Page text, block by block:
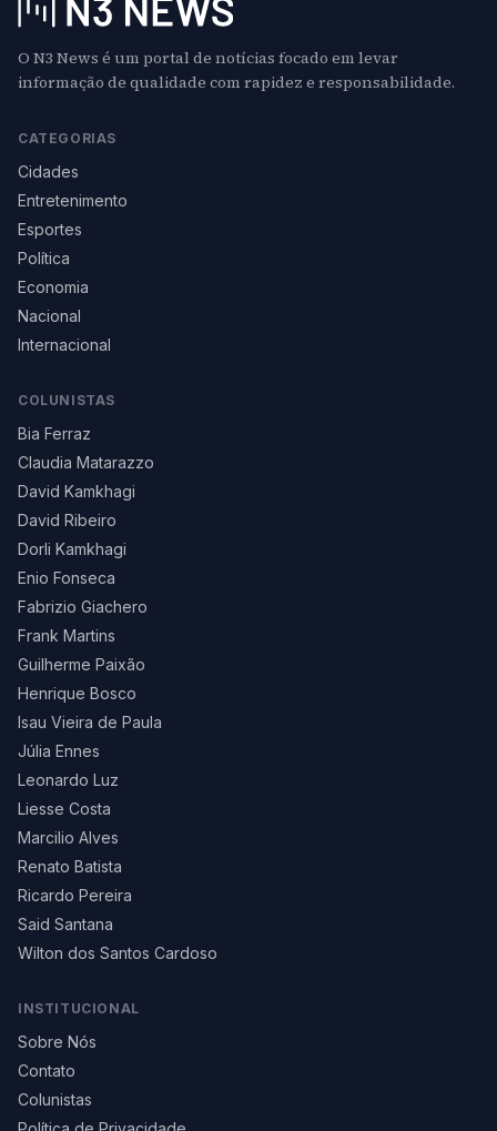
O N3 News é um portal de notícias focado em levar
informação de qualidade com rapidez e responsabilidade.
CATEGORIAS
Cidades
Entretenimento
Esportes
Política
Economia
Nacional
Internacional
COLUNISTAS
Bia Ferraz
Claudia Matarazzo
David Kamkhagi
David Ribeiro
Dorli Kamkhagi
Enio Fonseca
Fabrizio Giachero
Frank Martins
Guilherme Paixão
Henrique Bosco
Isau Vieira de Paula
Júlia Ennes
Leonardo Luz
Liesse Costa
Marcilio Alves
Renato Batista
Ricardo Pereira
Said Santana
Wilton dos Santos Cardoso
INSTITUCIONAL
Sobre Nós
Contato
Colunistas